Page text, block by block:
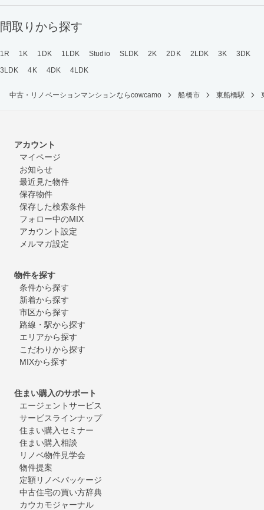
間取りから探す
1R 1K 1DK 1LDK Studio SLDK 2K 2DK 2LDK 3K
3DK
3LDK
4K 4DK 4LDK
中古・リノベーションマンションならcowcamo 船橋市 東船橋駅
アカウント
マイページ
お知らせ
最近見た物件
保存物件
保存した検索条件
フォロー中のMIX
アカウント設定
メルマガ設定
物件を探す
条件から探す
新着から探す
市区から探す
路線・駅から探す
エリアから探す
こだわりから探す
MIXから探す
住まい購入のサポート
エージェントサービス
サービスラインナップ
住まい購入セミナー
住まい購入相談
リノベ物件見学会
物件提案
定額リノベパッケージ
中古住宅の買い方辞典
カウカモジャーナル